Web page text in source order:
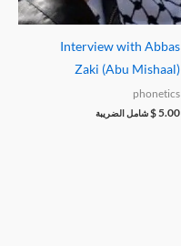
Interview with Abbas
Zaki (Abu Mishaal)
phonetics
$5.00 شامل الضريبة